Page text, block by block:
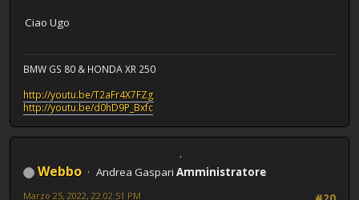
Ciao Ugo
BMW GS 80 & HONDA XR 250
http://youtu.be/T2aFr4X7FZg
http://youtu.be/d0hD9P_Bxfc
Webbo Andrea Gaspari Amministratore
Marzo 25, 2022, 22:02:51 PM